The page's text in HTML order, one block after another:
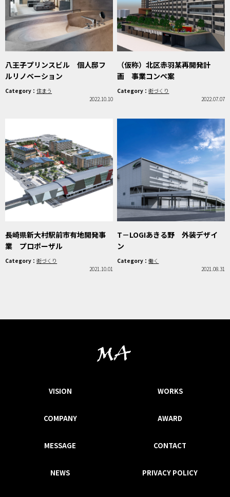
八王子プリンスビル 個人邸フ
ルリノベーション
Category：住まう
2022.10.10
（仮称）北区赤羽某再開発計
画 事業コンペ案
Category：街づくり
2022.07.07
長崎県新大村駅前市有地開発事
業 プロポーザル
Category：街づくり
2021.10.01
T－LOGIあきる野 外装デザイ
ン
Category：働く
2021.08.31
VISION WORKS
COMPANY AWARD
MESSAGE CONTACT
NEWS PRIVACY POLICY